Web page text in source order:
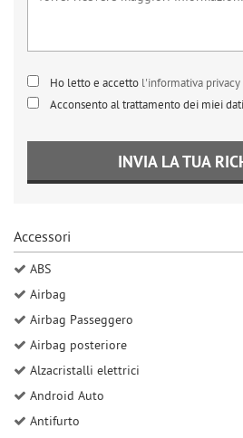
Ho letto e accetto l'informativa privacy
Acconsento al trattamento dei miei
INVIA LA TUA
Accessori
ABS
Airbag
Airbag Passeggero
Airbag posteriore
Alzacristalli elettrici
Android Auto
Antifurto